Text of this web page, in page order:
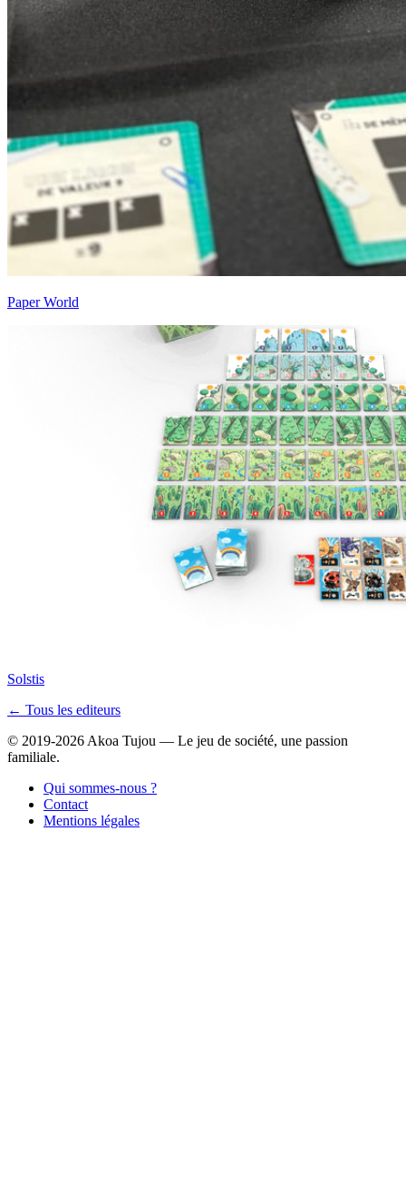
Paper World
Solstis
← Tous les editeurs
© 2019-2026 Akoa Tujou — Le jeu de société, une passion
familiale.
Qui sommes-nous ?
Contact
Mentions légales